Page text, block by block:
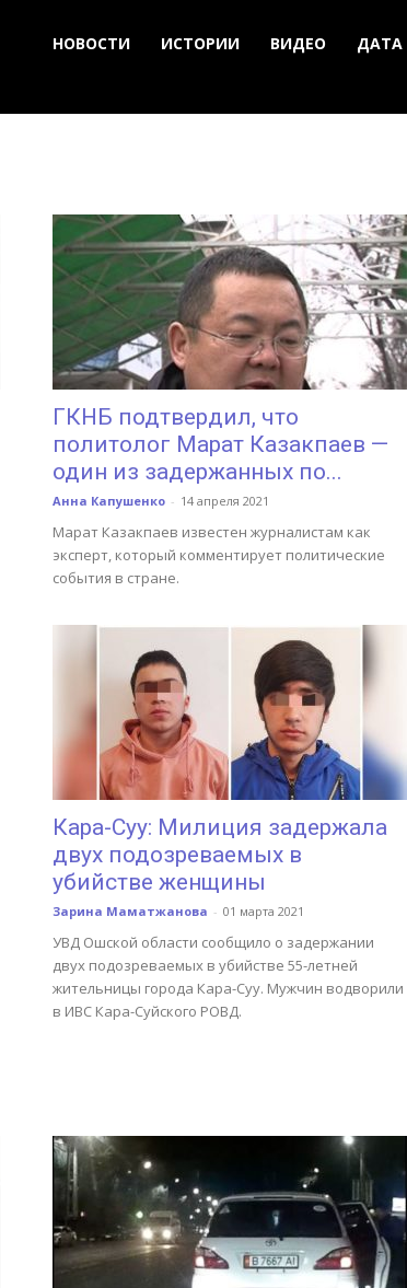
НОВОСТИ ИСТОРИИ ВИДЕО ДАТА
ГКНБ подтвердил, что
политолог Марат Казакпаев —
один из задержанных по...
Анна Капушенко - 14 апреля 2021
Марат Казакпаев известен журналистам как
эксперт, который комментирует политические
события в стране.
Кара-Суу: Милиция задержала
двух подозреваемых в
убийстве женщины
Зарина Маматжанова - 01 марта 2021
УВД Ошской области сообщило о задержании
двух подозреваемых в убийстве 55-летней
жительницы города Кара-Суу. Мужчин водворили
в ИВС Кара-Суйского РОВД.